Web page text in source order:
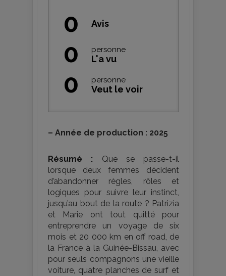
0 Avis
0 personne
L'a vu
0 personne
Veut le voir
– Année de production : 2025
Résumé : Que se passe-t-il
lorsque deux femmes décident
d’abandonner règles, rôles et
logiques pour suivre leur instinct,
jusqu’au bout de la route ? Patrizia
et Marie ont tout quitté pour
entreprendre un voyage de six
mois et 20 000 km en off road, de
la France à la Guinée-Bissau, avec
pour seuls compagnons une vieille
voiture, quatre planches de surf et